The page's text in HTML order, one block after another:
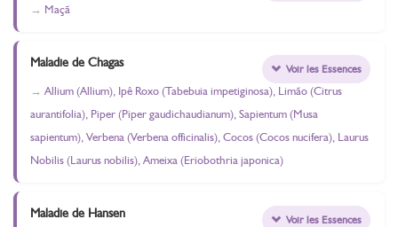
Maçã
Maladie de Chagas
Allium (Allium), Ipê Roxo (Tabebuia impetiginosa), Limão (Citrus
aurantifolia), Piper (Piper gaudichaudianum), Sapientum (Musa
sapientum), Verbena (Verbena officinalis), Cocos (Cocos nucifera), Laurus
Nobilis (Laurus nobilis), Ameixa (Eriobothria japonica)
Voir les Essences
Maladie de Hansen Voir les Essences